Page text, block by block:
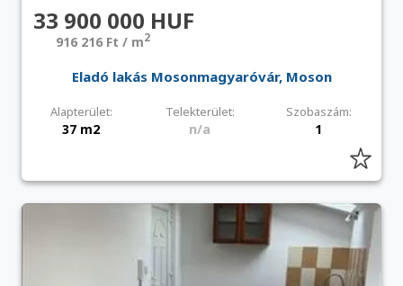
33 900 000 HUF
916 216 Ft / m2
Eladó lakás Mosonmagyaróvár, Moson
Alapterület: Telekterület: Szobaszám:
37 m2 n/a 1